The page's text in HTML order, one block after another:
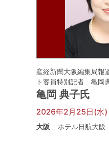
産経新聞大阪編集局報
ト客員特別記者 亀岡
亀岡 典子氏
2026年2月25日(水)
大阪 ホテル日航大阪